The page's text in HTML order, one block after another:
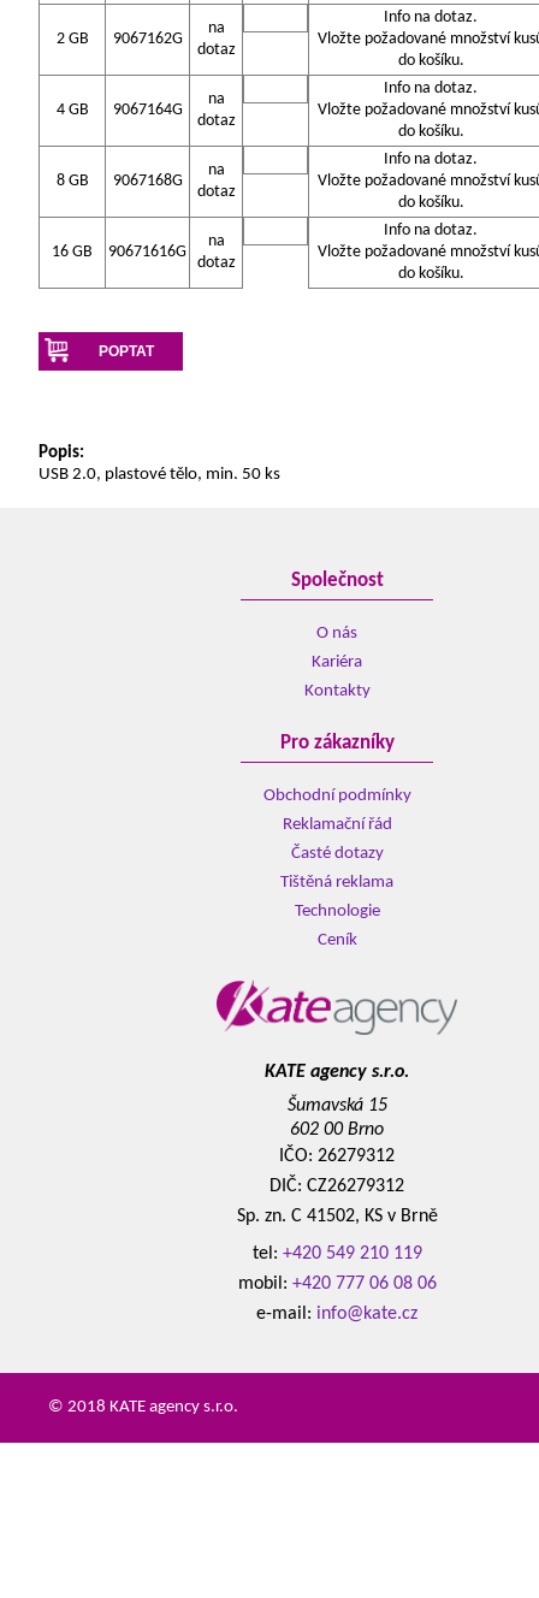
2 GB 9067162G
na
dotaz
Info na dotaz.
Vložte požadované množství
do košíku.
4 GB 9067164G
na
dotaz
Info na dotaz.
Vložte požadované množství
do košíku.
8 GB 9067168G
na
dotaz
Info na dotaz.
Vložte požadované množství
do košíku.
16 GB 90671616G
na
dotaz
Info na dotaz.
Vložte požadované množství
do košíku.
POPTAT
Popis:
USB 2.0, plastové tělo, min. 50 ks
Společnost
O nás
Kariéra
Kontakty
Pro zákazníky
Obchodní podmínky
Reklamační řád
Časté dotazy
Tištěná reklama
Technologie
Ceník
KATE agency s.r.o.
Šumavská 15
602 00 Brno
IČO: 26279312
DIČ: CZ26279312
Sp. zn. C 41502, KS v Brně
tel: +420 549 210 119
mobil: +420 777 06 08 06
e-mail: info@kate.cz
© 2018 KATE agency s.r.o.